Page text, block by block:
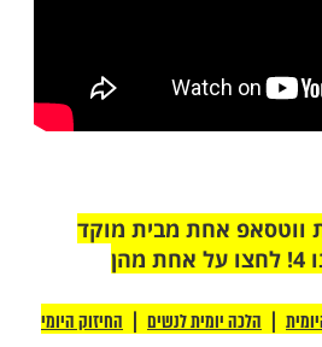
מהות מיוחדת ועוצמתית
מכפר''. יום כיפור קיבל
לקטרג על עם ישראל
אפילו בהרהור
היום כמובן.